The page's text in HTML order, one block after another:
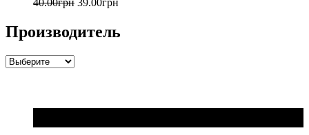
40.00грн 39.00грн
Производитель